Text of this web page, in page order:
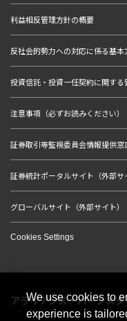
利益相反管理方針の概要
反社会的勢力への対応に係る基本
投資信託・投資一任契約に関する
注意事項（必ずお読みください）
証券取引等監視委員会情報提供窓
証券統計ポータルサイト（外部サ
グローバルサイト（外部サイト）
Cookies Settings
アライアンス・バーンス
We use cookies to
experience is